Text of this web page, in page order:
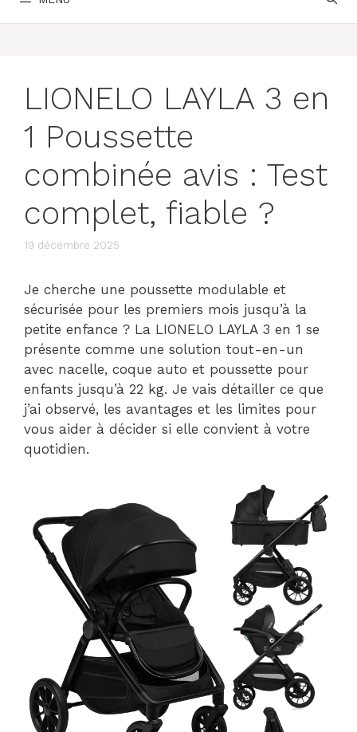
LIONELO LAYLA 3 en
1 Poussette
combinée avis : Test
complet, fiable ?
19 décembre 2025
Je cherche une poussette modulable et
sécurisée pour les premiers mois jusqu’à la
petite enfance ? La LIONELO LAYLA 3 en 1 se
présente comme une solution tout-en-un
avec nacelle, coque auto et poussette pour
enfants jusqu’à 22 kg. Je vais détailler ce que
j’ai observé, les avantages et les limites pour
vous aider à décider si elle convient à votre
quotidien.